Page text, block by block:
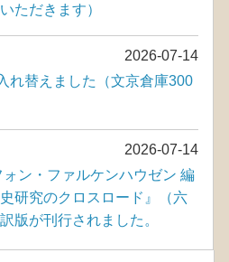
ただきます）
2026-07-14
替えました（文京倉庫300
2026-07-14
ン・ファルケンハウゼン 編
研究のクロスロード』（六
が刊行されました。